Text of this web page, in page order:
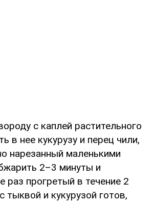
c каплей растительного
в нее кукурузу и перец чили,
нарезанный маленькими
2–3 минуты и
раз прогретый в течение 2
тыквой и кукурузой готов,